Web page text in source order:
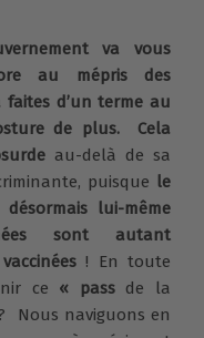
va vous
au mépris des
faites d’un terme au
de plus. Cela
au-delà de sa
puisque le
lui-même
sont autant
! En toute
ce « passde la
Nous naviguons en